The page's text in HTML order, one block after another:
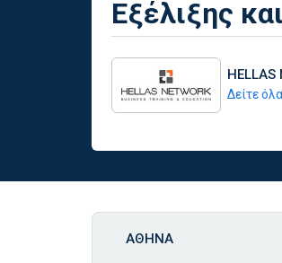
Εξέλιξης
Δείτε
ΑΘΗΝΑ